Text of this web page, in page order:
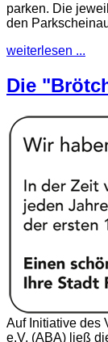
parken. Die
den
weiterlesen ...
Die
Auf Initiative des
e.V. (ABA) ließ